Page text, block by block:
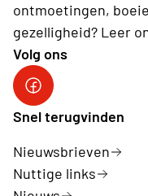
ontmoetingen,
gezelligheid? Leer
Volg ons
Facebook Herk-de-
Snel terugvinden
Nieuwsbrieven
Nuttige links